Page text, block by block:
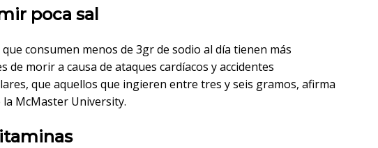
poca sal
consumen menos de 3gr de sodio al día tienen más
de morir a causa de ataques cardíacos y accidentes
que aquellos que ingieren entre tres y seis gramos, afirma
McMaster University.